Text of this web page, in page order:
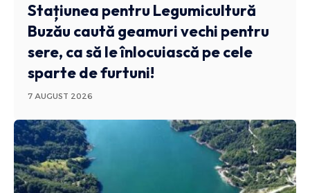
Stațiunea pentru Legumicultură
Buzău caută geamuri vechi pentru
sere, ca să le înlocuiască pe cele
sparte de furtuni!
7 AUGUST 2026